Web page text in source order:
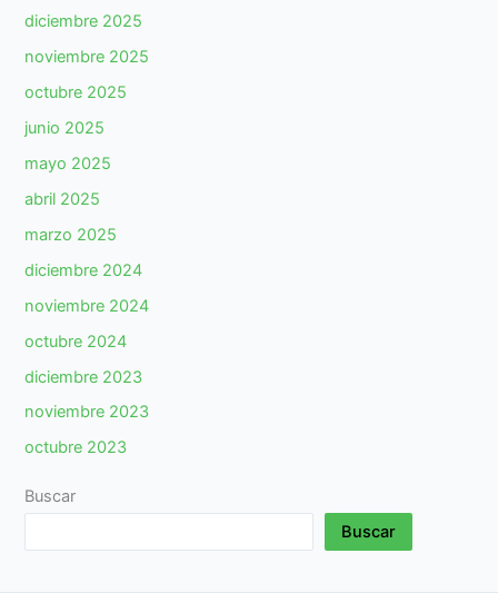
diciembre 2025
noviembre 2025
octubre 2025
junio 2025
mayo 2025
abril 2025
marzo 2025
diciembre 2024
noviembre 2024
octubre 2024
diciembre 2023
noviembre 2023
octubre 2023
Buscar
Buscar